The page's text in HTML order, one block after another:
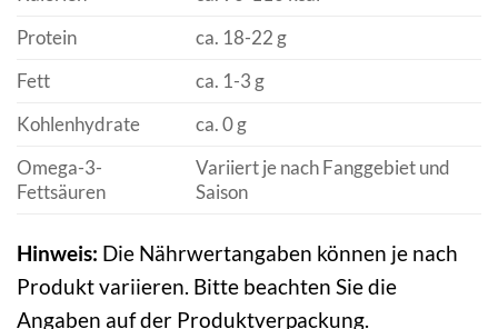
Protein
ca. 18-22 g
Fett
ca. 1-3 g
Kohlenhydrate
ca. 0 g
Omega-3-
Fettsäuren
Variiert je nach Fanggebiet und
Saison
Hinweis: Die Nährwertangaben können je nach
Produkt variieren. Bitte beachten Sie die
Angaben auf der Produktverpackung.